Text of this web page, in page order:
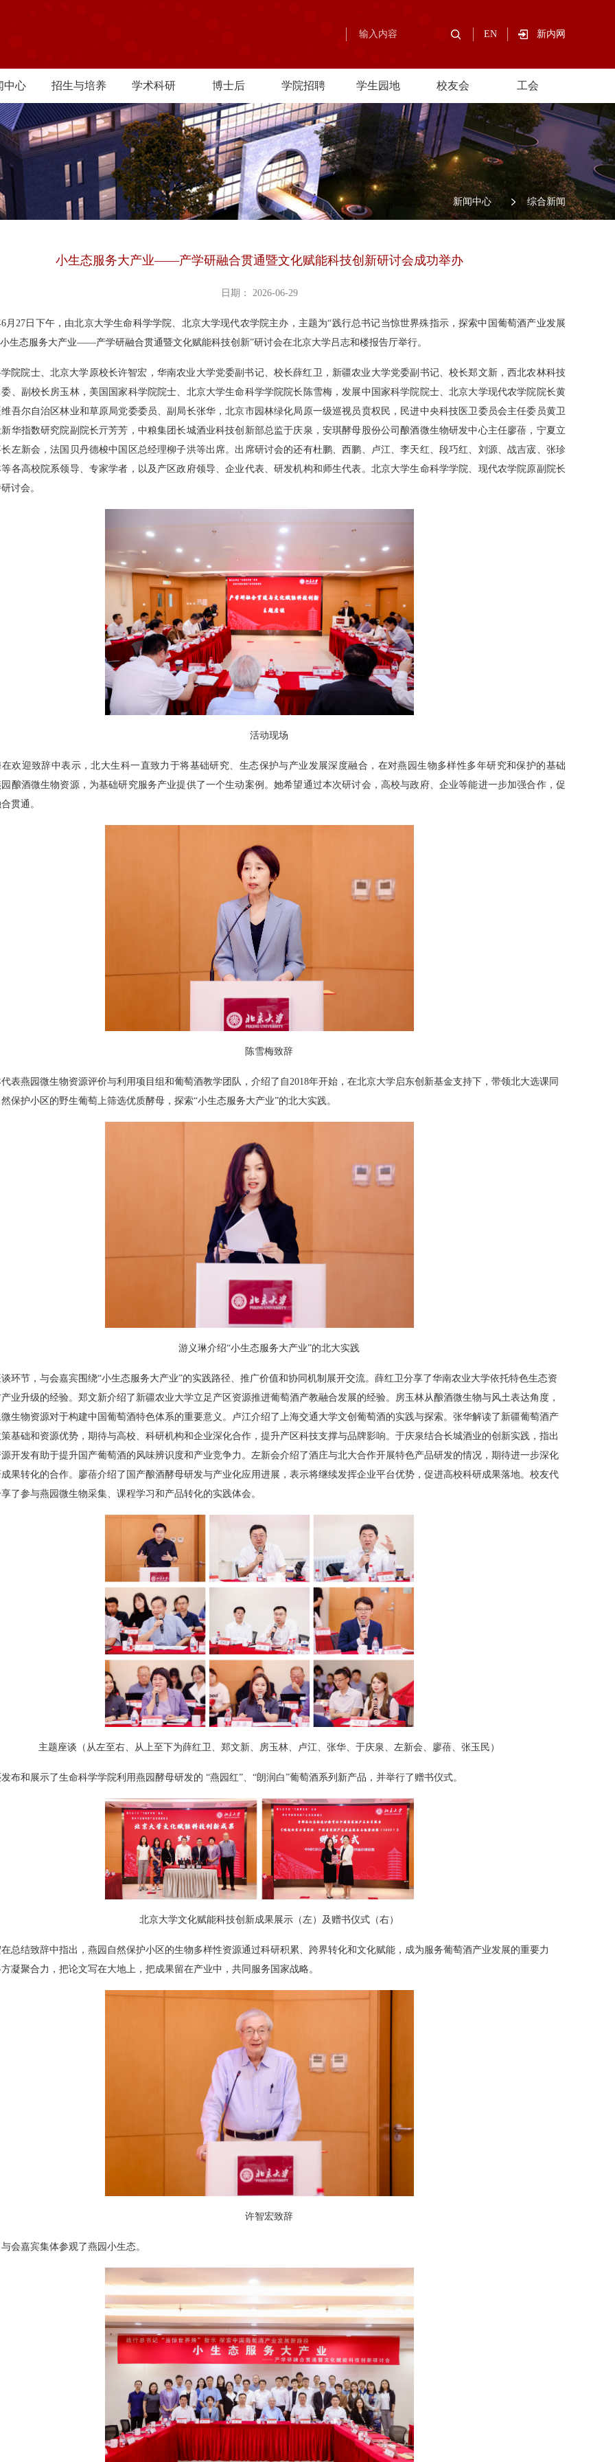
EN 新内网
中心 招生与培养 学术科研 博士后 学院招聘 学生园地 校友会 工会
/新闻中心 / 综合新闻
小生态服务大产业——产学研融合贯通暨文化赋能科技创新研讨会成功举办
日期： 2026-06-29
6月27 日下午，由北京大学生命科学学院、北京大学现代农学院主办，主题为“践行总书记当惊世界殊指示，探索中国葡萄酒产业发展
小生态服务大产业——产学研融合贯通暨文化赋能科技创新”研讨会在北京大学吕志和楼报告厅举行。
院院士、北京大学原校长许智宏，华南农业大学党委副书记、校长薛红卫，新疆农业大学党委副书记、校长郑文新，西北农林科技
、副校长房玉林，美国国家科学院院士、北京大学生命科学学院院长陈雪梅，发展中国家科学院院士、北京大学现代农学院院长黄
吾尔自治区林业和草原局党委委员、副局长张华，北京市园林绿化局原一级巡视员贲权民，民进中央科技医卫委员会主任委员黄卫
华指数研究院副院长亓芳芳，中粮集团长城酒业科技创新部总监于庆泉，安琪酵母股份公司酿酒微生物研发中心主任廖蓓，宁夏立
左新会，法国贝丹德梭中国区总经理柳子洪等出席。出席研讨会的还有杜鹏、西鹏、卢江、李天红、段巧红、刘源、战吉宬、张珍
各高校院系领导、专家学者，以及产区政府领导、企业代表、研发机构和师生代表。北京大学生命科学学院、现代农学院原副院长
讨会。
活动现场
欢迎致辞中表示，北大生科一直致力于将基础研究、生态保护与产业发展深度融合，在对燕园生物多样性多年研究和保护的基础
酿酒微生物资源，为基础研究服务产业提供了一个生动案例。她希望通过本次研讨会，高校与政府、企业等能进一步加强合作，促
贯通。
陈雪梅致辞
表燕园微生物资源评价与利用项目组和葡萄酒教学团队，介绍了自2018年开始，在北京大学启东创新基金支持下，带领北大选课同
保护小区的野生葡萄上筛选优质酵母，探索“小生态服务大产业”的北大实践。
游义琳介绍“小生态服务大产业”的北大实践
环节，与会嘉宾围绕“小生态服务大产业”的实践路径、推广价值和协同机制展开交流。薛红卫分享了华南农业大学依托特色生态资
业升级的经验。郑文新介绍了新疆农业大学立足产区资源推进葡萄酒产教融合发展的经验。房玉林从酿酒微生物与风土表达角度，
生物资源对于构建中国葡萄酒特色体系的重要意义。卢江介绍了上海交通大学文创葡萄酒的实践与探索。张华解读了新疆葡萄酒产
基础和资源优势，期待与高校、科研机构和企业深化合作，提升产区科技支撑与品牌影响。于庆泉结合长城酒业的创新实践，指出
开发有助于提升国产葡萄酒的风味辨识度和产业竞争力。左新会介绍了酒庄与北大合作开展特色产品研发的情况，期待进一步深化
果转化的合作。廖蓓介绍了国产酿酒酵母研发与产业化应用进展，表示将继续发挥企业平台优势，促进高校科研成果落地。校友代
了参与燕园微生物采集、课程学习和产品转化的实践体会。
主题座谈（从左至右、从上至下为薛红卫、郑文新、房玉林、卢江、张华、于庆泉、左新会、廖蓓、张玉民）
布和展示了生命科学学院利用燕园酵母研发的 “燕园红”、“朗润白”葡萄酒系列新产品，并举行了赠书仪式。
北京大学文化赋能科技创新成果展示（左）及赠书仪式（右）
总结致辞中指出，燕园自然保护小区的生物多样性资源通过科研积累、跨界转化和文化赋能，成为服务葡萄酒产业发展的重要力
凝聚合力，把论文写在大地上，把成果留在产业中，共同服务国家战略。
许智宏致辞
会嘉宾集体参观了燕园小生态。